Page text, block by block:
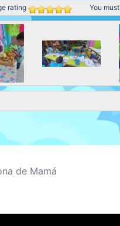
rating You must